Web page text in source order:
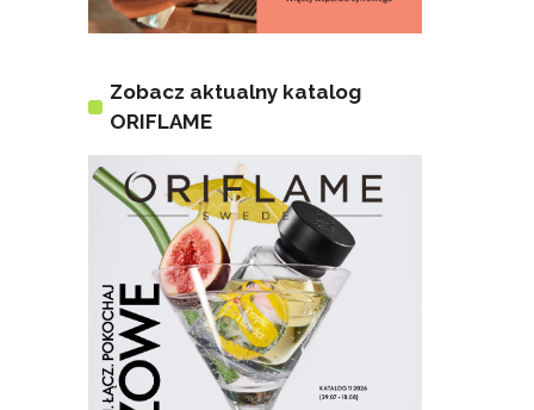
Zobacz aktualny katalog
ORIFLAME